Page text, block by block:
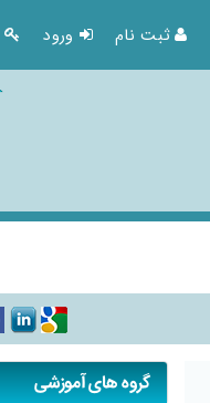
ثبت نام ورود
گروه های آموزشی